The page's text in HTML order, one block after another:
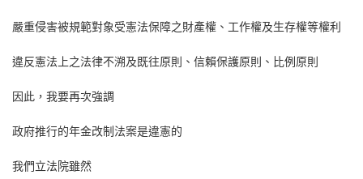
嚴重侵害被規範對象受憲法保障之財產權、工作權及生存權等權利
違反憲法上之法律不溯及既往原則、信賴保護原則、比例原則
因此，我要再次強調
政府推行的年金改制法案是違憲的
我們立法院雖然